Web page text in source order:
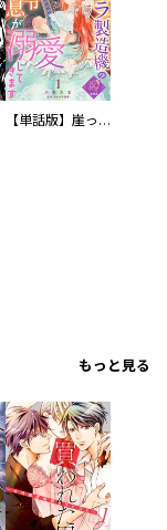
【単話版】崖っぷち令嬢ですが、意地と策略で幸せになります！シリーズ
もっと見る